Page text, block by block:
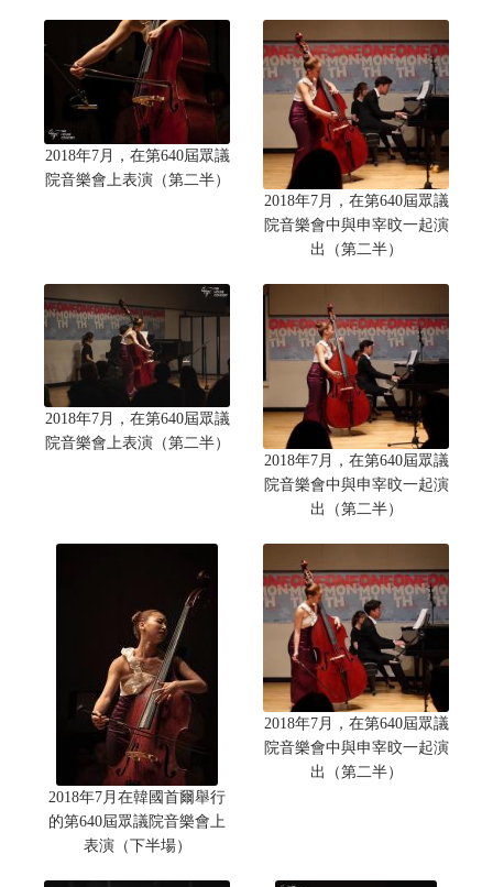
2018年7月，在第640屆眾議
院音樂會上表演（第二半）
2018年7月，在第640屆眾議
院音樂會中與申宰旼一起演
出（第二半）
2018年7月，在第640屆眾議
院音樂會上表演（第二半）
2018年7月，在第640屆眾議
院音樂會中與申宰旼一起演
出（第二半）
2018年7月在韓國首爾舉行
的第640屆眾議院音樂會上
表演（下半場）
2018年7月，在第640屆眾議
院音樂會中與申宰旼一起演
出（第二半）